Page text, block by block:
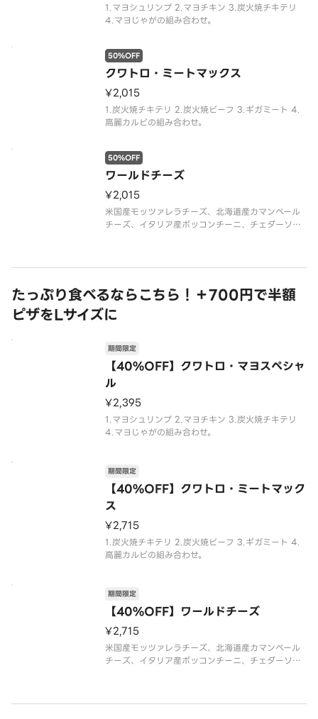
1.マヨシュリンプ 2.マヨチキン 3.炭火焼チキテリ
4.マヨじゃがの組み合わせ。
クワトロ・ミートマックス
50%OFF
¥2,015
1.炭火焼チキテリ 2.炭火焼ビーフ 3.ギガミート 4.
高麗カルビの組み合わせ。
ワールドチーズ
50%OFF
¥2,015
米国産モッツァレラチーズ、北海道産カマンベール
チーズ、イタリア産ボッコンチーニ、チェダーソー
たっぷり食べるならこちら！＋700円で半額
ピザをLサイズに
【40%OFF】クワトロ・マヨスペシャ
ル
期間限定
¥2,395
1.マヨシュリンプ 2.マヨチキン 3.炭火焼チキテリ
4.マヨじゃがの組み合わせ。
【40%OFF】クワトロ・ミートマック
ス
期間限定
¥2,715
1.炭火焼チキテリ 2.炭火焼ビーフ 3.ギガミート 4.
高麗カルビの組み合わせ。
【40%OFF】ワールドチーズ
期間限定
¥2,715
米国産モッツァレラチーズ、北海道産カマンベール
チーズ、イタリア産ボッコンチーニ、チェダーソー